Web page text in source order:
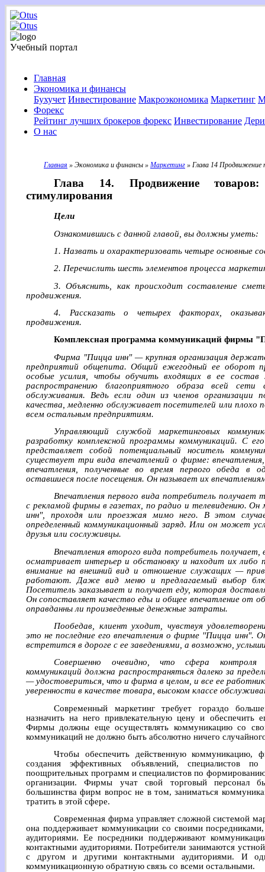
Учебный портал
Главная
Экономика и финансы
Бухучет Инвестирование Макроэкономика Маркетинг
Форекс
Рейтинг лучших брокеров форекс Инвестирование
О нас
Главная » Экономика и финансы » Маркетинг » Глава 14 Продвижение
Глава 14. Продвижение
стимулирования
Цели
Ознакомившись с данной главой, вы должны уметь:
1. Назвать и охарактеризовать четыре основные
2. Перечислить шесть элементов процесса
3. Объяснить, как происходит составление
продвижения.
4. Рассказать о четырех факторах,
продвижения.
Комплексная программа коммуникаций фирмы
Фирма "Пицца инн" — крупная организация
предприятий общепита. Общий ежегодный ее оборот
особые усилия, чтобы обучить входящих в ее состав
распространению благоприятного образа всей
обслуживания. Ведь если один из членов организации
качества, медленно обслуживает посетителей или
всем остальным предприятиям.
Управляющий службой маркетинговых
разработку комплексной программы коммуникаций. С
представляет собой потенциальный носитель
существует три вида впечатлений о фирме:
впечатления, полученные во время первого обеда в
оставшиеся после посещения. Он называет их
Впечатления первого вида потребитель
с рекламой фирмы в газетах, по радио и телевидению.
инн", проходя или проезжая мимо него. В этом
определенный коммуникационный заряд. Или он может
друзья или сослуживцы.
Впечатления второго вида потребитель
осматривает интерьер и обстановку и находит их либо
внимание на внешний вид и отношение служащих —
работают. Даже вид меню и предлагаемый выбор блюд
Посетитель заказывает и получает еду, которая
Он сопоставляет качество еды и общее впечатление от
оправданны ли произведенные денежные затраты.
Пообедав, клиент уходит, чувствуя
это не последние его впечатления о фирме ''Пицца
встретится в дороге с ее заведениями, а возможно,
Совершенно очевидно, что сфера контроля
коммуникаций должна распространяться далеко за
— удостовериться, что и фирма в целом, и все ее
уверенности в качестве товара, высоком классе
Современный маркетинг требует гораздо
назначить на него привлекательную цену и обеспечить
Фирмы должны еще осуществлять коммуникацию со
коммуникаций не должно быть абсолютно ничего
Чтобы обеспечить действенную коммуникацию,
создания эффективных объявлений, специалистов
поощрительных программ и специалистов по
организации. Фирмы учат свой торговый персонал
большинства фирм вопрос не в том, заниматься
тратить в этой сфере.
Современная фирма управляет сложной системой
она поддерживает коммуникации со своими
аудиториями. Ее посредники поддерживают
контактными аудиториями. Потребители занимаются
с другом и другими контактными аудиториями. И
коммуникационную обратную связь со всеми остальными.